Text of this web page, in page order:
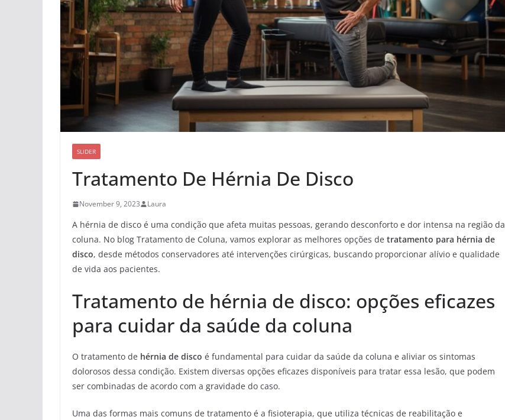
SLIDER
Tratamento De Hérnia De Disco
November 9, 2023 Laura
A hérnia de disco é uma condição que afeta muitas pessoas, gerando desconforto e dor intensa na região da
coluna. No blog Tratamento de Coluna, vamos explorar as melhores opções de tratamento para hérnia de
disco, desde métodos conservadores até intervenções cirúrgicas, buscando proporcionar alívio e qualidade
de vida aos pacientes.
Tratamento de hérnia de disco: opções eficazes
para cuidar da saúde da coluna
O tratamento de hérnia de disco é fundamental para cuidar da saúde da coluna e aliviar os sintomas
dolorosos dessa condição. Existem diversas opções eficazes disponíveis para tratar essa lesão, que podem
ser combinadas de acordo com a gravidade do caso.
Uma das formas mais comuns de tratamento é a fisioterapia, que utiliza técnicas de reabilitação e